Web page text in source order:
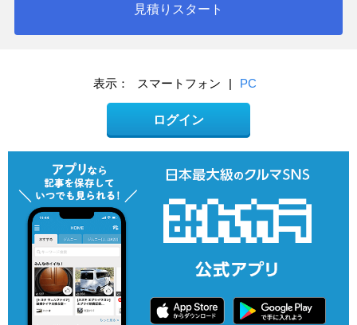
見積りスタート
表示： スマートフォン | PC
ログイン